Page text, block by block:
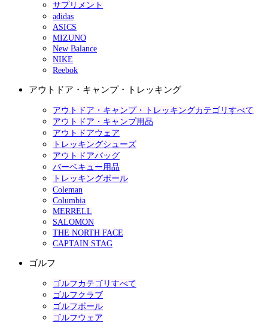
サプリメント
adidas
ASICS
MIZUNO
New Balance
NIKE
Reebok
アウトドア・キャンプ・トレッキング
アウトドア・キャンプ・トレッキングカテゴリすべて
アウトドア・キャンプ用品
アウトドアウェア
トレッキングシューズ
アウトドアバッグ
バーベキュー用品
トレッキングポール
Coleman
Columbia
MERRELL
SALOMON
THE NORTH FACE
CAPTAIN STAG
ゴルフ
ゴルフカテゴリすべて
ゴルフクラブ
ゴルフボール
ゴルフウェア